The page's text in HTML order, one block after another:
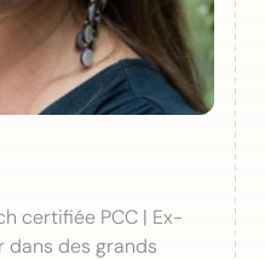
certifiée PCC | Ex-
dans des grands